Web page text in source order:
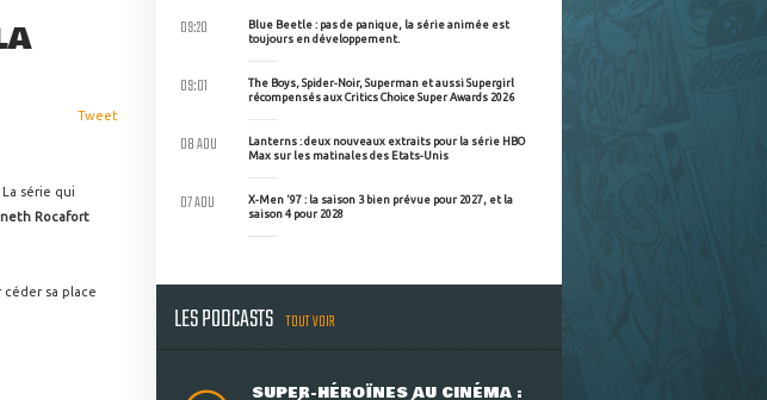
Tweet
La série qui
Rocafort
sa place
Blue Beetle : pas de panique, la série animée est
toujours en développement.
09:20
The Boys, Spider-Noir, Superman et aussi Supergirl
récompensés aux Critics Choice Super Awards 2026
09:01
Lanterns : deux nouveaux extraits pour la série HBO
Max sur les matinales des Etats-Unis
08 AOU
X-Men '97 : la saison 3 bien prévue pour 2027, et la
saison 4 pour 2028
07 AOU
LES PODCASTS TOUT VOIR
SUPER-HÉROÏNES AU CINÉMA :